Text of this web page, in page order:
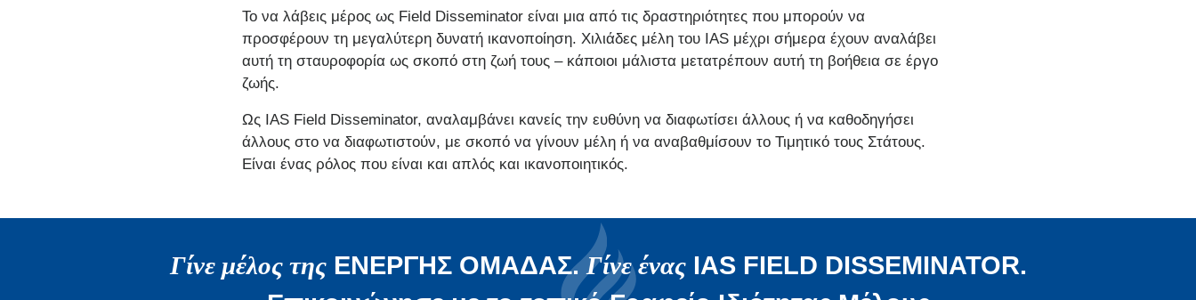
Το να λάβεις μέρος ως Field Disseminator είναι μια από τις δραστηριότητες που μπορούν να
προσφέρουν τη μεγαλύτερη δυνατή ικανοποίηση. Χιλιάδες μέλη του IAS μέχρι σήμερα έχουν αναλάβει
αυτή τη σταυροφορία ως σκοπό στη ζωή τους – κάποιοι μάλιστα μετατρέπουν αυτή τη βοήθεια σε έργο
ζωής.
Ως IAS Field Disseminator, αναλαμβάνει κανείς την ευθύνη να διαφωτίσει άλλους ή να καθοδηγήσει
άλλους στο να διαφωτιστούν, με σκοπό να γίνουν μέλη ή να αναβαθμίσουν το Τιμητικό τους Στάτους.
Είναι ένας ρόλος που είναι και απλός και ικανοποιητικός.
Γίνε μέλος της ΕΝΕΡΓΗΣ ΟΜΑΔΑΣ. Γίνε ένας IAS FIELD DISSEMINATOR.